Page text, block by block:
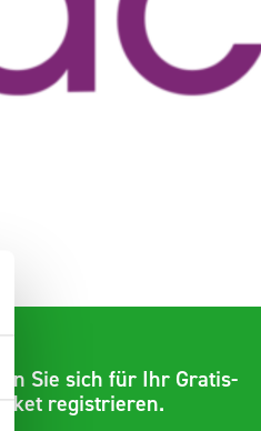
Sie sich für Ihr Gratis-
registrieren.